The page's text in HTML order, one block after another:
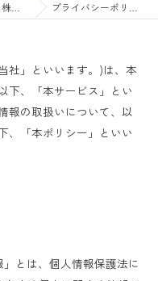
プライバシーポリシー
社」といいます。)は、本
下、「本サービス」とい
報の取扱いについて、以
、「本ポリシー」といい
とは、個人情報保護法に